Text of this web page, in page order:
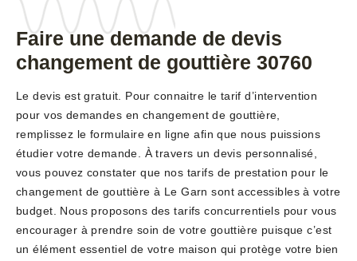
Faire une demande de devis
changement de gouttière 30760
Le devis est gratuit. Pour connaitre le tarif d’intervention
pour vos demandes en changement de gouttière,
remplissez le formulaire en ligne afin que nous puissions
étudier votre demande. À travers un devis personnalisé,
vous pouvez constater que nos tarifs de prestation pour le
changement de gouttière à Le Garn sont accessibles à votre
budget. Nous proposons des tarifs concurrentiels pour vous
encourager à prendre soin de votre gouttière puisque c’est
un élément essentiel de votre maison qui protège votre bien